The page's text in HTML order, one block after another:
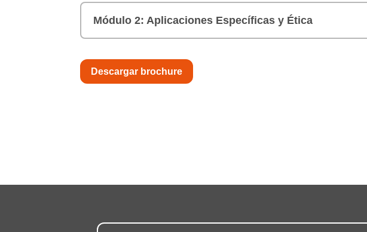
Módulo 2: Aplicaciones Específicas y Ética
Descargar brochure